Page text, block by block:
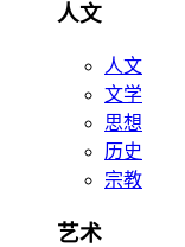
人文
人文
文学
思想
历史
宗教
艺术